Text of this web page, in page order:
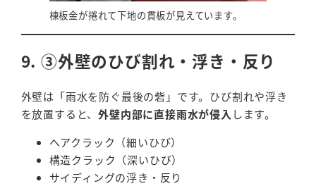
棟板金が捲れて下地の貫板が見えています。
9. ③外壁のひび割れ・浮き・反り
外壁は「雨水を防ぐ最後の砦」です。ひび割れや浮き
を放置すると、外壁内部に直接雨水が侵入 します。
ヘアクラック（細いひび）
構造クラック（深いひび）
サイディングの浮き・反り